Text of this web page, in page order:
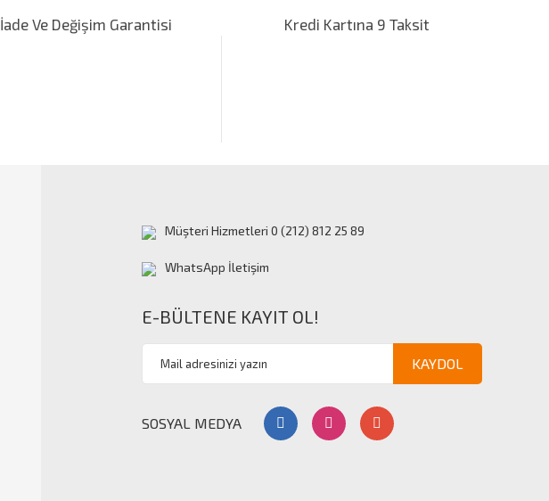
İade Ve Değişim Garantisi Kredi Kartına 9 Taksit
Müşteri Hizmetleri 0 (212) 812 25 89
WhatsApp İletişim
E-BÜLTENE KAYIT OL!
KAYDOL
SOSYAL MEDYA